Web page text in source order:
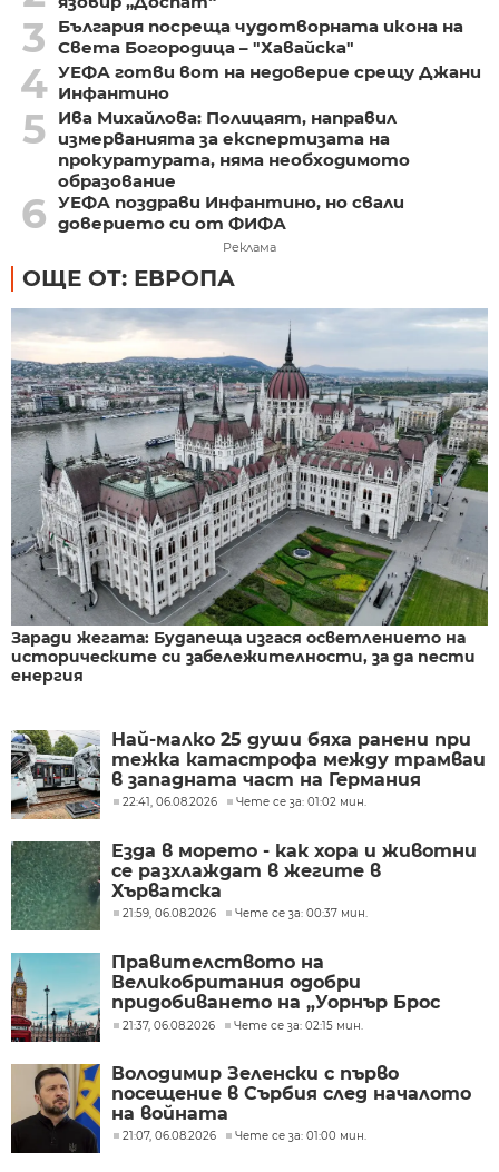
3
България посреща чудотворната икона на
Света Богородица – "Хавайска"
4 УЕФА готви вот на недоверие срещу Джани
Инфантино
5
Ива Михайлова: Полицаят, направил
измерванията за експертизата на
прокуратурата, няма необходимото
образование
6 УЕФА поздрави Инфантино, но свали
доверието си от ФИФА
Реклама
ОЩЕ ОТ: ЕВРОПА
Заради жегата: Будапеща изгася осветлението на
историческите си забележителности, за да пести
енергия
Най-малко 25 души бяха ранени при
тежка катастрофа между трамваи
в западната част на Германия
22:41, 06.08.2026 Чете се за: 01:02 мин.
Езда в морето - как хора и животни
се разхлаждат в жегите в
Хърватска
21:59, 06.08.2026 Чете се за: 00:37 мин.
Правителството на
Великобритания одобри
придобиването на „Уорнър Брос
Дискавъри“ от „Парамаунт“ за 110
21:37, 06.08.2026 Чете се за: 02:15 мин.
Володимир Зеленски с първо
посещение в Сърбия след началото
на войната
21:07, 06.08.2026 Чете се за: 01:00 мин.